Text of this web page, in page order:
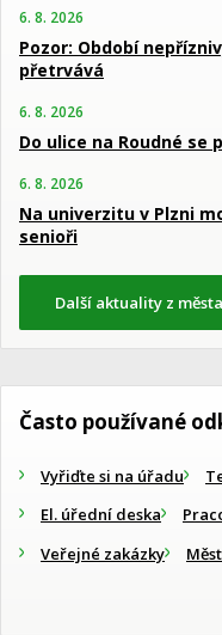
6. 8. 2026
Pozor: Období
přetrvává
6. 8. 2026
Do ulice na Roudné se
6. 8. 2026
Na univerzitu v Plzni
senioři
Další aktuality z města
Často používané
Vyřiďte si na úřadu
El. úřední deska
Veřejné zakázky